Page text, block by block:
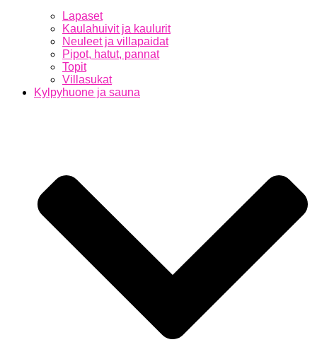
Lapaset
Kaulahuivit ja kaulurit
Neuleet ja villapaidat
Pipot, hatut, pannat
Topit
Villasukat
Kylpyhuone ja sauna